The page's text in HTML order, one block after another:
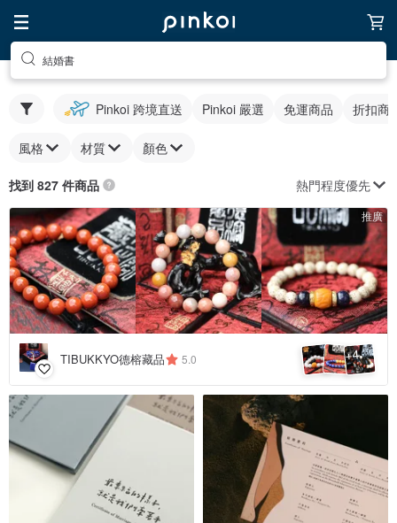
結婚書
Pinkoi 跨境直送 Pinkoi 嚴選 免運商品 折扣商
風格 材質 顏色
找到 827 件商品 熱門程度優先
推廣
TIBUKKYO德榕藏品 5.0 +4